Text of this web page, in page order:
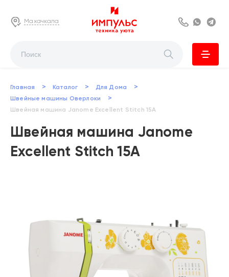
Махачкала 8 800 222 63
Главная > Каталог > Для Дома >
Швейные машины Оверлоки >
Швейная машина Janome Excellent Stitch 15A
Швейная машина Janome
Excellent Stitch 15A